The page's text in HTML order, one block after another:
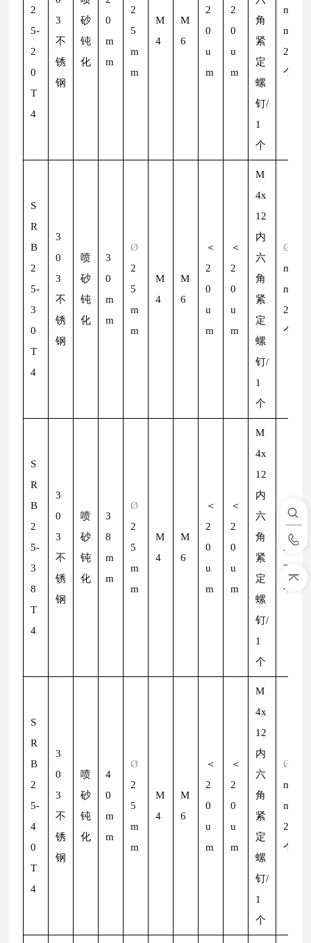
2
5-
2
0
T
4
3
不
锈
钢
砂
钝
化
0
m
m
2
5
m
m
M
4
M
6
2
0
u
m
2
0
u
m
角
紧
定
螺
钉/
1
个
m
m/
2
个
S
R
B
2
5-
3
0
T
4
3
0
3
不
锈
钢
喷
砂
钝
化
3
0
m
m
Ø
2
5
m
m
M
4
M
6
＜
2
0
u
m
＜
2
0
u
m
M
4x
12
内
六
角
紧
定
螺
钉/
1
个
Ø
m
m/
2
个
S
R
B
2
5-
3
8
T
4
3
0
3
不
锈
钢
喷
砂
钝
化
3
8
m
m
Ø
2
5
m
m
M
4
M
6
＜
2
0
u
m
＜
2
0
u
m
M
4x
12
内
六
角
紧
定
螺
钉/
1
个
Ø2
m
m/
2
个
S
R
B
2
5-
4
0
T
4
3
0
3
不
锈
钢
喷
砂
钝
化
4
0
m
m
Ø
2
5
m
m
M
4
M
6
＜
2
0
u
m
＜
2
0
u
m
M
4x
12
内
六
角
紧
定
螺
钉/
1
个
Ø
m
m/
2
个